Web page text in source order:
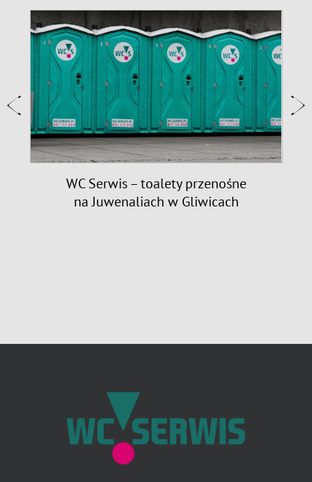
WC Serwis – toalety przenośne
na Juwenaliach w Gliwicach